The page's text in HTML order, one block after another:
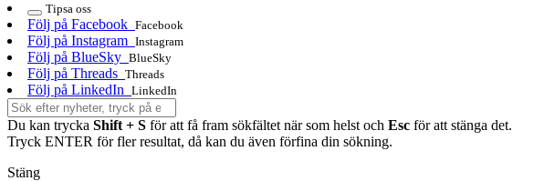
Tipsa oss
Följ på Facebook Facebook
Följ på Instagram Instagram
Följ på BlueSky BlueSky
Följ på Threads Threads
Följ på LinkedIn LinkedIn
Du kan trycka Shift + S för att få fram sökfältet när som helst och Esc för att stänga det.
Tryck ENTER för fler resultat, då kan du även förfina din sökning.
Stäng